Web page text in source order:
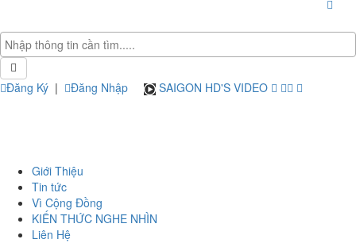
Đăng Ký | Đăng Nhập SAIGON HD'S VIDEO
Giới Thiệu
Tin tức
Vì Cộng Đồng
KIẾN THỨC NGHE NHÌN
Liên Hệ